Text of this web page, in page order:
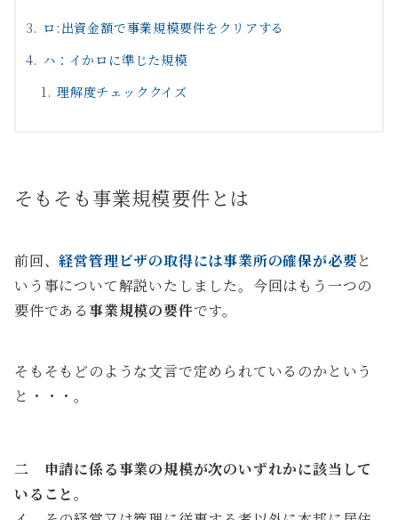
ロ:出資金額で事業規模要件をクリアする
ハ：イかロに準じた規模
理解度チェッククイズ
そもそも事業規模要件とは
前回、経営管理ビザの取得には事業所の確保が必要と
いう事について解説いたしました。今回はもう一つの
要件である事業規模の要件です。
そもそもどのような文言で定められているのかという
と・・・。
二 申請に係る事業の規模が次のいずれかに該当して
いること。